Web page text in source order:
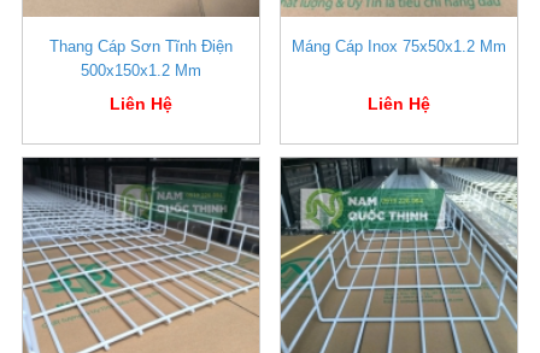
Thang Cáp Sơn Tĩnh Điện
500x150x1.2 Mm
Liên Hệ
Máng Cáp Inox 75x50x1.2 Mm
Liên Hệ